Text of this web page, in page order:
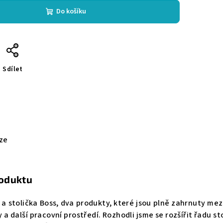
Do košíku
Sdílet
stolička Boss, dva produkty, které jsou plně zahrnuty
další pracovní prostředí. Rozhodli jsme se rozšířit řadu